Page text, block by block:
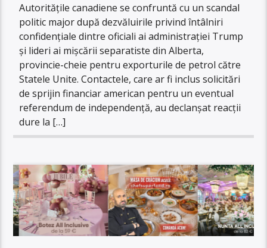
Autoritățile canadiene se confruntă cu un scandal
politic major după dezvăluirile privind întâlniri
confidențiale dintre oficiali ai administrației Trump
și lideri ai mișcării separatiste din Alberta,
provincie-cheie pentru exporturile de petrol către
Statele Unite. Contactele, care ar fi inclus solicitări
de sprijin financiar american pentru un eventual
referendum de independență, au declanșat reacții
dure la […]